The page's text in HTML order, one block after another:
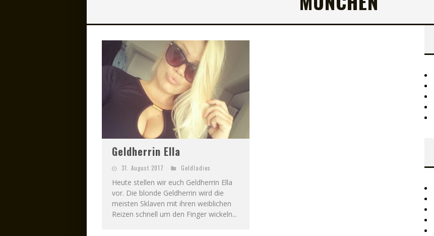
Geldherrin Ella
31. August 2017 Geldladies
Heute stellen wir euch Geldherrin Ella
vor. Die blonde Geldherrin wird die
meisten Sklaven mit ihren weiblichen
Reizen schnell um den Finger wickeln...